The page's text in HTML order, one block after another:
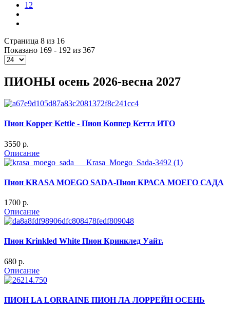
12
Страница 8 из 16
Показано 169 - 192 из 367
ПИОНЫ осень 2026-весна 2027
Пион Kopper Kettle - Пион Koппер Кеттл ИТО
3550 p.
Описание
Пион KRASA MOEGO SADA-Пион КРАСА МОЕГО САДА
1700 p.
Описание
Пион Krinkled White Пион Кринклед Уайт.
680 p.
Описание
ПИОН LA LORRAINE ПИОН ЛА ЛОРРЕЙН ОСЕНЬ